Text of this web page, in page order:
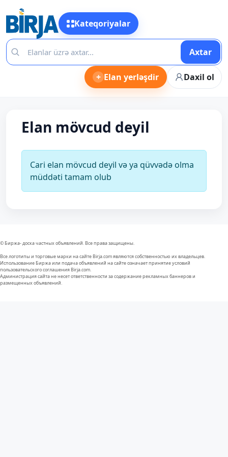
Kateqoriyalar
Axtar
+ Elan yerləşdir Daxil ol
Elan mövcud deyil
Cari elan mövcud deyil və ya qüvvədə olma
müddəti tamam olub
© Биржа- доска частных объявлений. Все права защищены.
Все логотипы и торговые марки на сайте Birja.com являются собственностью их владельцев.
Использование Биржа или подача объявлений на сайте означает принятие условий
пользовательского соглашения Birja.com.
Администрация сайта не несет ответственности за содержание рекламных баннеров и
размещенных объявлений.